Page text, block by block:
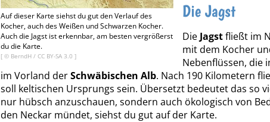
Auf dieser Karte siehst du gut den Verlauf des
Kocher, auch des Weißen und Schwarzen Kocher.
Auch die Jagst ist erkennbar, am besten vergrößerst
du die Karte.
[ © BerndH / CC BY-SA 3.0 ]
Die Jagst
Die Jagstfließt im
mit dem Kocher
Nebenflüssen, die
im Vorland derSchwäbischen Alb. Nach 190 Kilometern
soll keltischen Ursprungs sein. Übersetzt bedeutet das so
nur hübsch anzuschauen, sondern auch ökologisch von
den Neckar mündet, siehst du gut auf der Karte.